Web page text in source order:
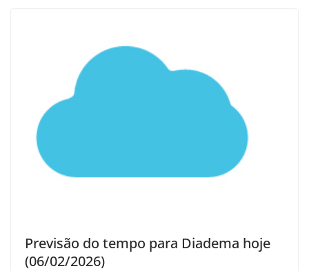
Previsão do tempo para Diadema hoje
(06/02/2026)